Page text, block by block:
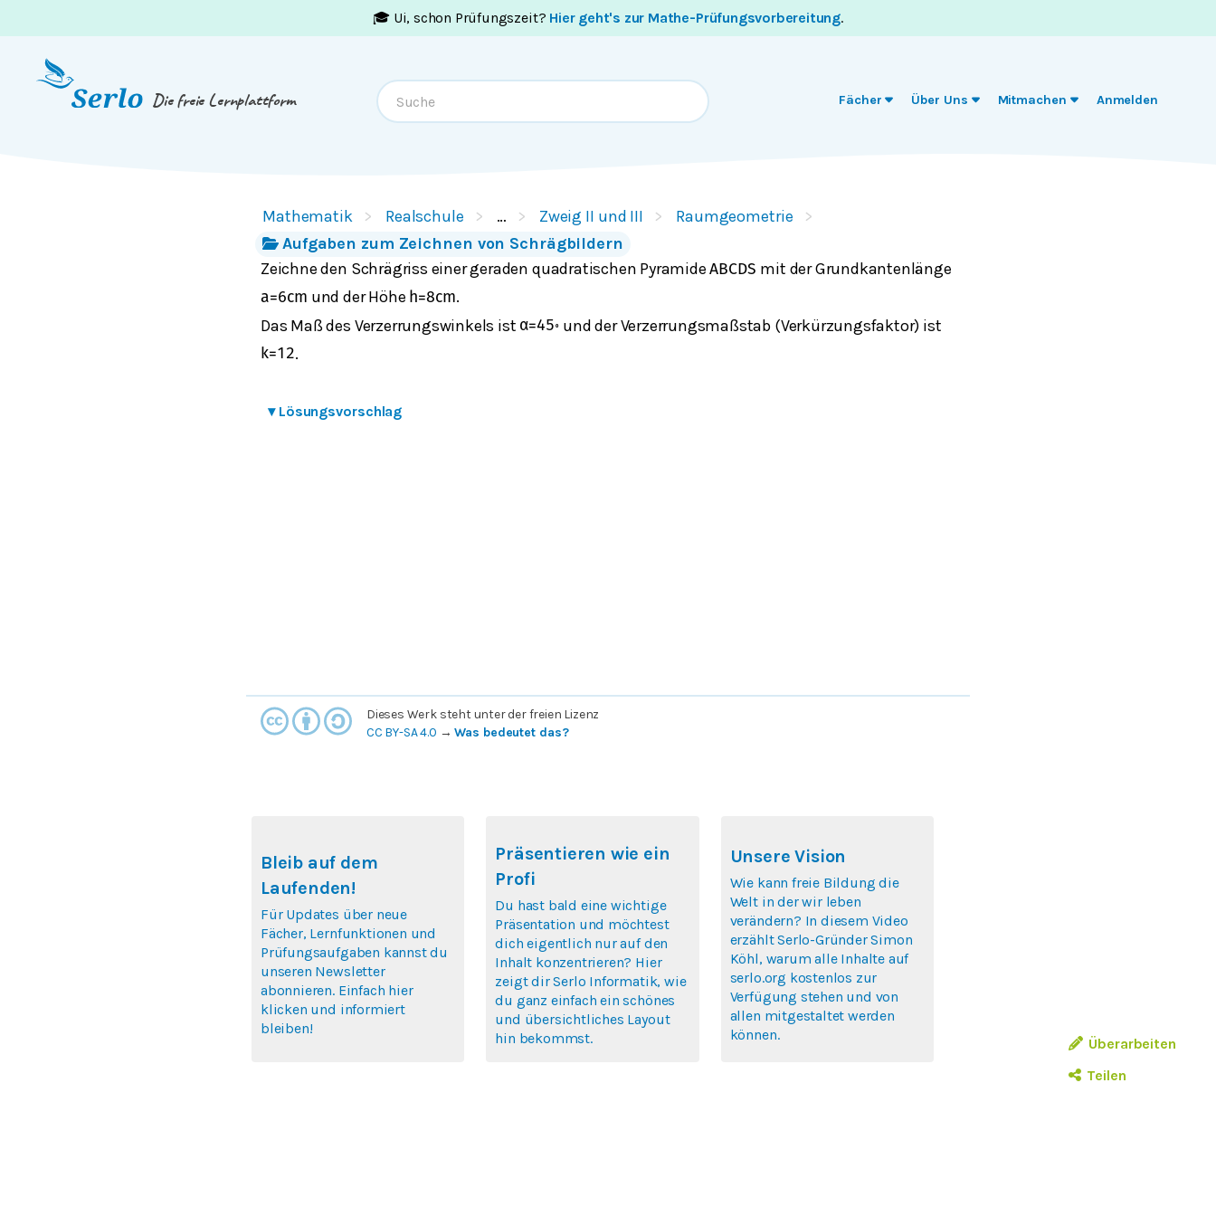
🎓 Ui, schon Prüfungszeit? Hier geht's zur Mathe-Prüfungsvorbereitung.
Die freie Lernplattform Fächer Über Uns Mitmachen Anmelden
Mathematik Realschule … Zweig II und III
Raumgeometrie
Aufgaben zum Zeichnen von Schrägbildern
Zeichne den Schrägriss einer geraden quadratischen PyramideABCDS mit der Grundkantenlänge
a=6cm und der Höhe h=8cm.
Das Maß des Verzerrungswinkels ist α=45∘ und der Verzerrungsmaßstab (Verkürzungsfaktor) ist
k=1 2.
▾ Lösungsvorschlag
Überarbeiten
Teilen
Dieses Werk steht unter der freien Lizenz
CC BY-SA 4.0 →Was bedeutet das?
Bleib auf dem
Laufenden!
Für Updates über neue
Fächer, Lernfunktionen und
Prüfungsaufgaben kannst du
unseren Newsletter
abonnieren. Einfach hier
klicken und informiert
bleiben!
Präsentieren wie ein
Profi
Du hast bald eine wichtige
Präsentation und möchtest
dich eigentlich nur auf den
Inhalt konzentrieren? Hier
zeigt dir Serlo Informatik, wie
du ganz einfach ein schönes
und übersichtliches Layout
hin bekommst.
Unsere Vision
Wie kann freie Bildung die
Welt in der wir leben
verändern? In diesem Video
erzählt Serlo-Gründer Simon
Köhl, warum alle Inhalte auf
serlo.org kostenlos zur
Verfügung stehen und von
allen mitgestaltet werden
können.